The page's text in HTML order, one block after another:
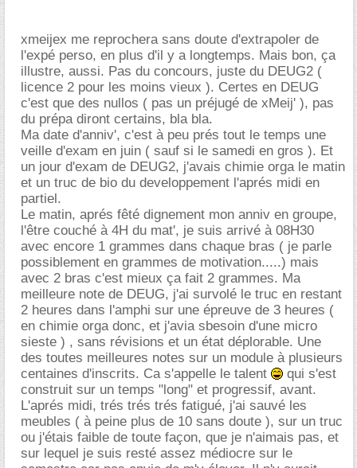
xmeijex me reprochera sans doute d'extrapoler de
l'expé perso, en plus d'il y a longtemps. Mais bon, ça
illustre, aussi. Pas du concours, juste du DEUG2 (
licence 2 pour les moins vieux ). Certes en DEUG
c'est que des nullos ( pas un préjugé de xMeij' ), pas
du prépa diront certains, bla bla.
Ma date d'anniv', c'est à peu prés tout le temps une
veille d'exam en juin ( sauf si le samedi en gros ). Et
un jour d'exam de DEUG2, j'avais chimie orga le matin
et un truc de bio du developpement l'aprés midi en
partiel.
Le matin, aprés fêté dignement mon anniv en groupe,
l'être couché à 4H du mat', je suis arrivé à 08H30
avec encore 1 grammes dans chaque bras ( je parle
possiblement en grammes de motivation.....) mais
avec 2 bras c'est mieux ça fait 2 grammes. Ma
meilleure note de DEUG, j'ai survolé le truc en restant
2 heures dans l'amphi sur une épreuve de 3 heures (
en chimie orga donc, et j'avia sbesoin d'une micro
sieste ) , sans révisions et un état déplorable. Une
des toutes meilleures notes sur un module à plusieurs
centaines d'inscrits. Ca s'appelle le talent
qui s'est
construit sur un temps "long" et progressif, avant.
L'aprés midi, trés trés trés fatigué, j'ai sauvé les
meubles ( à peine plus de 10 sans doute ), sur un truc
ou j'étais faible de toute façon, que je n'aimais pas, et
sur lequel je suis resté assez médiocre sur le